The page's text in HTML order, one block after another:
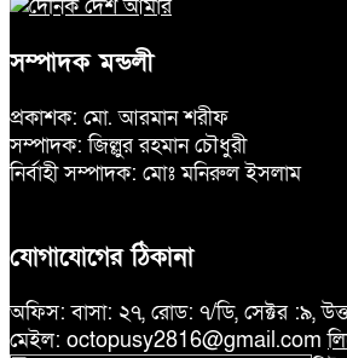
সম্পাদক মন্ডলী
প্রকাশক: মো. আরমান শরীফ
সম্পাদক: জিল্লুর রহমান চৌধুরী
নির্বাহী সম্পাদক: মোঃ মনিরুল ইসলাম
যোগাযোগের ঠিকানা
অফিস: বাসা: ২৭, রোড: ৭/ডি, সেক্টর :৯,
মেইল: octopusy2816@gmail.com